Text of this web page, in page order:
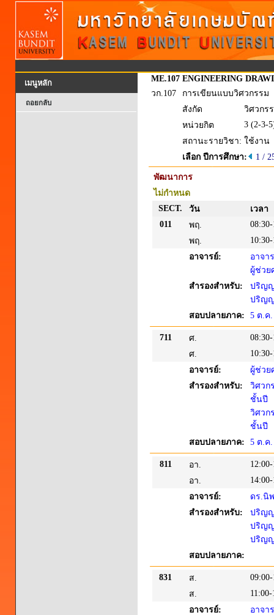
เมนูหลัก
ถอยกลับ
ME.107 ENGINEERING
วก.107
การเขียนแบบวิศวกรรม
สังกัด
วิศวกร
หน่วยกิต
3 (2-3-
สถานะรายวิชา: ใช้งาน
เลือก ปีการศึกษา:
1 /
พัฒนาการ
ไม่กำหนด
SECT.
วัน
เวลา
011
พฤ.
พฤ.
อาจารย์:
อาจา
ผู้ช่วย
สำรองสำหรับ:
ปริญญ
ปริญญ
สอบปลายภาค:
5 ต.ค.
711 ศ.
ศ.
อาจารย์:
ผู้ช่วย
สำรองสำหรับ:
วิศวก
ชั้นปี
วิศวก
ชั้นปี
สอบปลายภาค:
5 ต.ค.
811 อา.
อา.
อาจารย์:
ดร.นิ
สำรองสำหรับ:
ปริญญ
ปริญญ
ปริญญ
สอบปลายภาค:
831 ส.
09:00-
ส.
อาจารย์:
อาจา